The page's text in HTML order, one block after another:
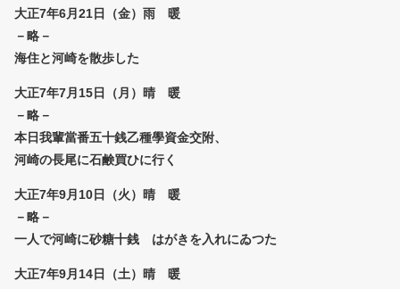
大正7年6月21日（金）雨 暖
－略－
海住と河崎を散歩した
大正7年7月15日（月）晴 暖
－略－
本日我輩當番五十銭乙種學資金交附、
河崎の長尾に石鹸買ひに行く
大正7年9月10日（火）晴 暖
－略－
一人で河崎に砂糖十銭 はがきを入れにゐつた
大正7年9月14日（土）晴 暖